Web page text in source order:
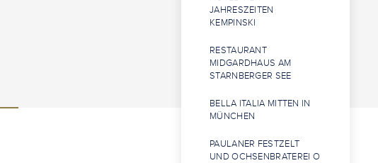
JAHRESZEITEN
KEMPINSKI
RESTAURANT
MIDGARDHAUS AM
STARNBERGER SEE
BELLA ITALIA MITTEN IN
MÜNCHEN
PAULANER FESTZELT
UND OCHSENBRATEREI O